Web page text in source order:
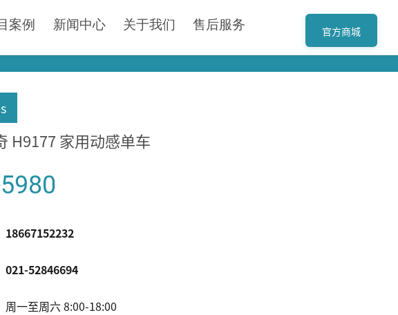
官方商城
案例 新闻中心 关于我们 售后服务
H9177 家用动感单车
5980
18667152232
021-52846694
周一至周六 8:00-18:00